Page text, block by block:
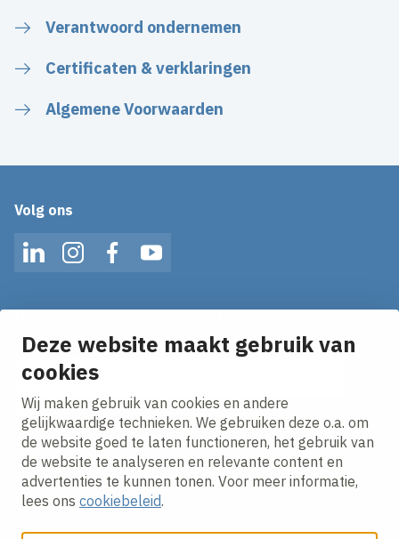
Deze website maakt gebruik van
cookies
Wij maken gebruik van cookies en andere
gelijkwaardige technieken. We gebruiken deze o.a. om
de website goed te laten functioneren, het gebruik van
de website te analyseren en relevante content en
advertenties te kunnen tonen. Voor meer informatie,
lees ons cookiebeleid.
Verantwoord ondernemen
Certificaten & verklaringen
Algemene Voorwaarden
Volg ons
LinkedInInstagramFacebookYouTube
en ontvang het laatste nieuws direct in je inbox!
E-mailadres
Ik ga akkoord met hetprivacy statement.